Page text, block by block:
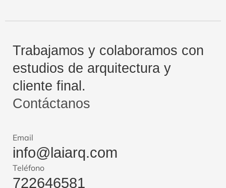
Trabajamos y colaboramos con
estudios de arquitectura y
cliente final.
Contáctanos
Email
info@laiarq.com
Teléfono
722646581